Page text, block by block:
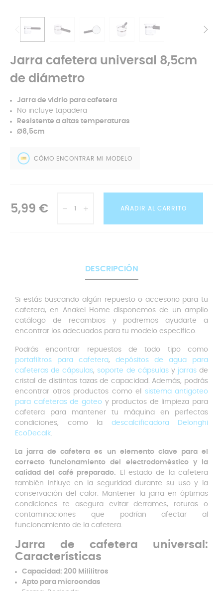
Jarra cafetera universal 8,5cm
de diámetro
Jarra de vidrio para cafetera
No incluye tapadera
Resistente a altas temperaturas
Ø8,5cm
CÓMO ENCONTRAR MI MODELO
5,99 € AÑADIR AL CARRITO
DESCRIPCIÓN
Si estás buscando algún repuesto o accesorio para tu
cafetera, en Anakel Home disponemos de un amplio
catálogo de recambios y podremos ayudarte a
encontrar los adecuados para tu modelo específico.
Podrás encontrar repuestos de todo tipo como
portafiltros para cafetera, depósitos de agua para
cafeteras de cápsulas, soporte de cápsulasy jarrasde
cristal de distintas tazas de capacidad. Además, podrás
encontrar otros productos como el
sistema antigoteo
para cafeteras de goteoy productos de limpieza para
cafetera para mantener tu máquina en perfectas
condiciones, como la descalcificadora Delonghi
EcoDecalk.
La jarra de cafetera es un elemento clave para el
correcto funcionamiento del electrodoméstico y la
calidad del café preparado. El estado de la cafetera
también influye en la seguridad durante su uso y la
conservación del calor. Mantener la jarra en óptimas
condiciones te asegura evitar derrames, roturas o
contaminaciones que podrían afectar al
funcionamiento de la cafetera.
Jarra de cafetera universal:
Características
Capacidad: 200 Mililitros
Apto para microondas